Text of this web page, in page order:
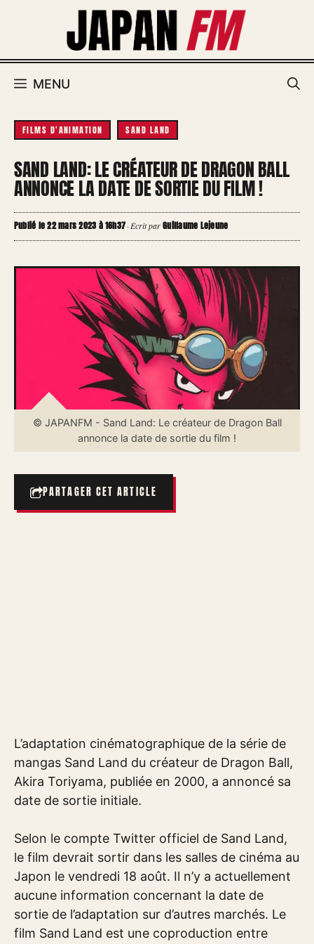
MENU
FILMS D'ANIMATION SAND LAND
SAND LAND: LE CRÉATEUR DE DRAGON BALL
ANNONCE LA DATE DE SORTIE DU FILM !
Publié le 22 mars 2023 à 16h37·Écrit parGuillaume Lejeune
© JAPANFM - Sand Land: Le créateur de Dragon Ball
annonce la date de sortie du film !
PARTAGER CET ARTICLE
L’adaptation cinématographique de la série de
mangas Sand Land du créateur de Dragon Ball,
Akira Toriyama, publiée en 2000, a annoncé sa
date de sortie initiale.
Selon le compte Twitter officiel de Sand Land,
le film devrait sortir dans les salles de cinéma au
Japon le vendredi 18 août. Il n’y a actuellement
aucune information concernant la date de
sortie de l’adaptation sur d’autres marchés. Le
film Sand Land est une coproduction entre